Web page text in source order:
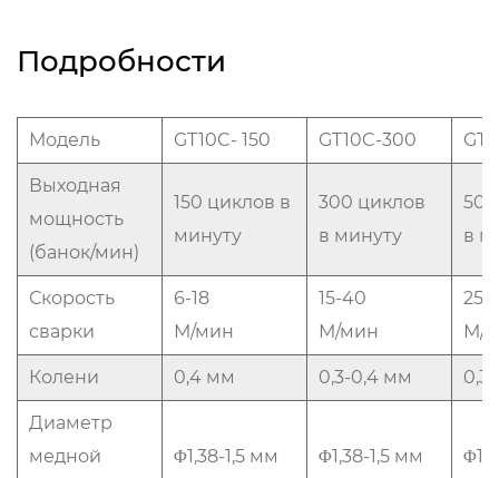
Подробности
Модель GT10C- 150 GT10C-300
Выходная
мощность
(банок/мин)
150 циклов в
минуту
300 циклов
в минуту
в
Скорость
сварки
6-18
М/мин
15-40
М/мин
25-
М/
Колени 0,4 мм 0,3-0,4 мм
Диаметр
медной
Φ1,38-1,5 мм Φ1,38-1,5 мм